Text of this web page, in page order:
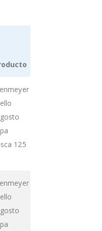
125